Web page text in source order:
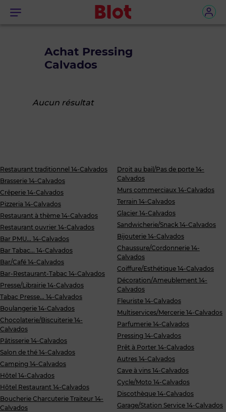
Menu
Achat Pressing
Calvados
Aucun résultat
Restaurant traditionnel 14-Calvados
Brasserie 14-Calvados
Crêperie 14-Calvados
Pizzeria 14-Calvados
Restaurant à thème 14-Calvados
Restaurant ouvrier 14-Calvados
Bar PMU... 14-Calvados
Bar Tabac... 14-Calvados
Bar/Café 14-Calvados
Bar-Restaurant-Tabac 14-Calvados
Presse/Librairie 14-Calvados
Tabac Presse... 14-Calvados
Boulangerie 14-Calvados
Chocolaterie/Biscuiterie 14-
Calvados
Pâtisserie 14-Calvados
Salon de thé 14-Calvados
Camping 14-Calvados
Hôtel 14-Calvados
Hôtel Restaurant 14-Calvados
Boucherie Charcuterie Traiteur 14-
Calvados
Droit au bail/Pas de porte 14-
Calvados
Murs commerciaux 14-Calvados
Terrain 14-Calvados
Glacier 14-Calvados
Sandwicherie/Snack 14-Calvados
Bijouterie 14-Calvados
Chaussure/Cordonnerie 14-
Calvados
Coiffure/Esthétique 14-Calvados
Décoration/Ameublement 14-
Calvados
Fleuriste 14-Calvados
Multiservices/Mercerie 14-Calvados
Parfumerie 14-Calvados
Pressing 14-Calvados
Prêt à Porter 14-Calvados
Autres 14-Calvados
Cave à vins 14-Calvados
Cycle/Moto 14-Calvados
Discothèque 14-Calvados
Garage/Station Service 14-Calvados